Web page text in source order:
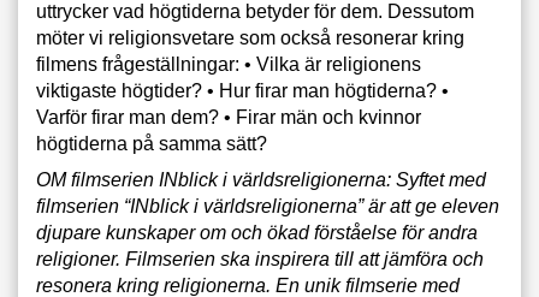
uttrycker vad högtiderna betyder för dem. Dessutom
möter vi religionsvetare som också resonerar kring
filmens frågeställningar: • Vilka är religionens
viktigaste högtider? • Hur firar man högtiderna? •
Varför firar man dem? • Firar män och kvinnor
högtiderna på samma sätt?
OM filmserien INblick i världsreligionerna: Syftet med
filmserien “INblick i världsreligionerna” är att ge eleven
djupare kunskaper om och ökad förståelse för andra
religioner. Filmserien ska inspirera till att jämföra och
resonera kring religionerna. En unik filmserie med